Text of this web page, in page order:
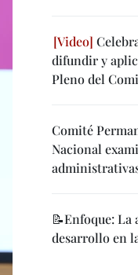
difundir y
Pleno del
Comité
Nacional
📝Enfoque:
desarrollo en